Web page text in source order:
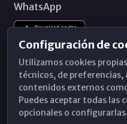
WhatsApp
Configuración de
Utilizamos cookies
técnicos, de
contenidos externos
Puedes aceptar todas las
opcionales o configurarlas.